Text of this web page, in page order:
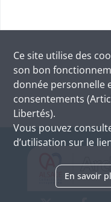
Ce site utilise des
son bon
donnée personnelle
consentements
Libertés).
Vous pouvez
d’utilisation sur le
En savoir